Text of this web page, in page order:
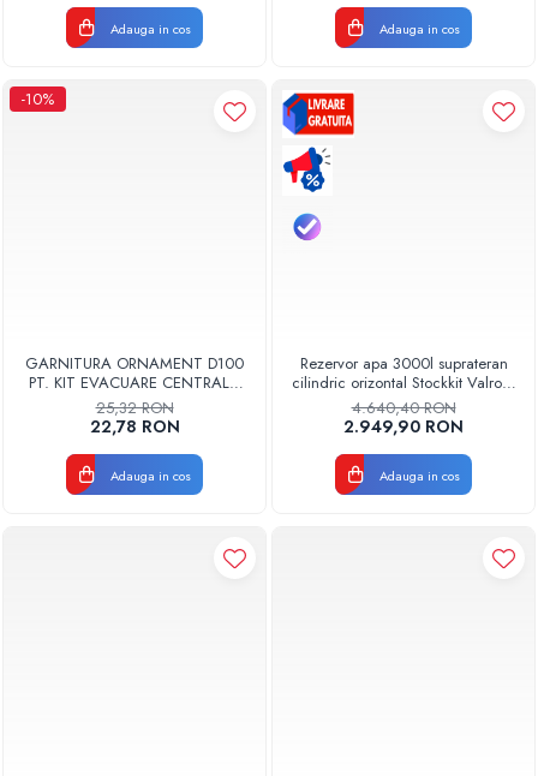
Adauga in cos Adauga in cos
-10%
GARNITURA ORNAMENT D100
PT. KIT EVACUARE CENTRALA
FGGE100
25,32 RON
22,78 RON
Adauga in cos
Rezervor apa 3000l suprateran
cilindric orizontal Stockkit Valrom
49013000001
4.640,40 RON
2.949,90 RON
Adauga in cos